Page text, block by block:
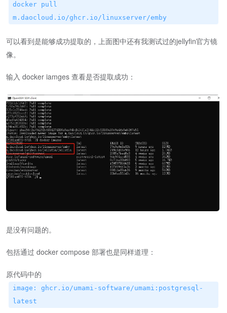
docker pull
m.daocloud.io/ghcr.io/linuxserver/emby
可以看到是能够成功提取的，上面图中还有我测试过的jellyfin官方镜
像。
输入 docker iamges 查看是否提取成功：
是没有问题的。
包括通过 docker compose 部署也是同样道理：
原代码中的
image: ghcr.io/umami-software/umami:postgresql-
latest